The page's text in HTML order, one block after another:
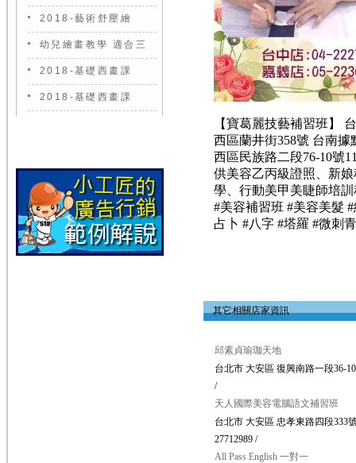
2018-藝術舒壓繪
幼兒繪畫教學 適合三
2018-基礎西畫課
2018-基礎西畫課
【寶葛麗技藝補習班】
西區蘭井街358號 台南據
西區民族路二段76-10號
供美容乙丙級證照、新
學、行動美甲美睫師培
#美容補習班 #美容美髮
占卜 #八字 #塔羅 #微刺
其它相關店家資訊
邱素貞瑜珈天地
台北市 大安區 復興南路一段36-
/
天人國際美容電腦語文補習班
台北市 大安區 忠孝東路四段333
27712989 /
All Pass English 一對一